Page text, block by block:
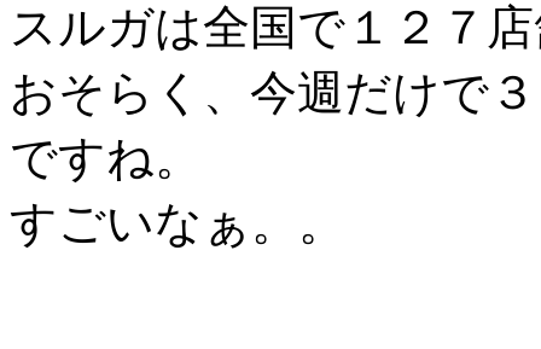
スルガは全国で１２７
おそらく、今週だけで
ですね。
すごいなぁ。。